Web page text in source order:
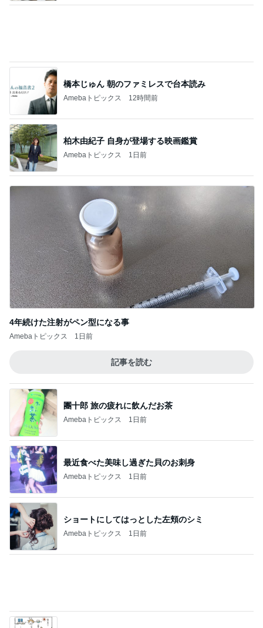
柏木由紀子 自身が登場する映画鑑賞
Amebaトピックス 1日前
4年続けた注射がペン型になる事
Amebaトピックス 1日前
記事を読む
Amebaトピックス 1日前
最近食べた美味し過ぎた貝のお刺身
Amebaトピックス 1日前
ショートにしてはっとした左頬のシミ
Amebaトピックス 1日前
床が汚くなる猫の可愛いしぐさ
Amebaトピックス 1日前